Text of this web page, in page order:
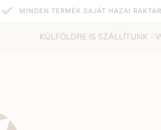
MINDEN TERMÉK SAJÁT HAZAI
KÜLFÖLDRE IS SZÁLLÍTUNK -